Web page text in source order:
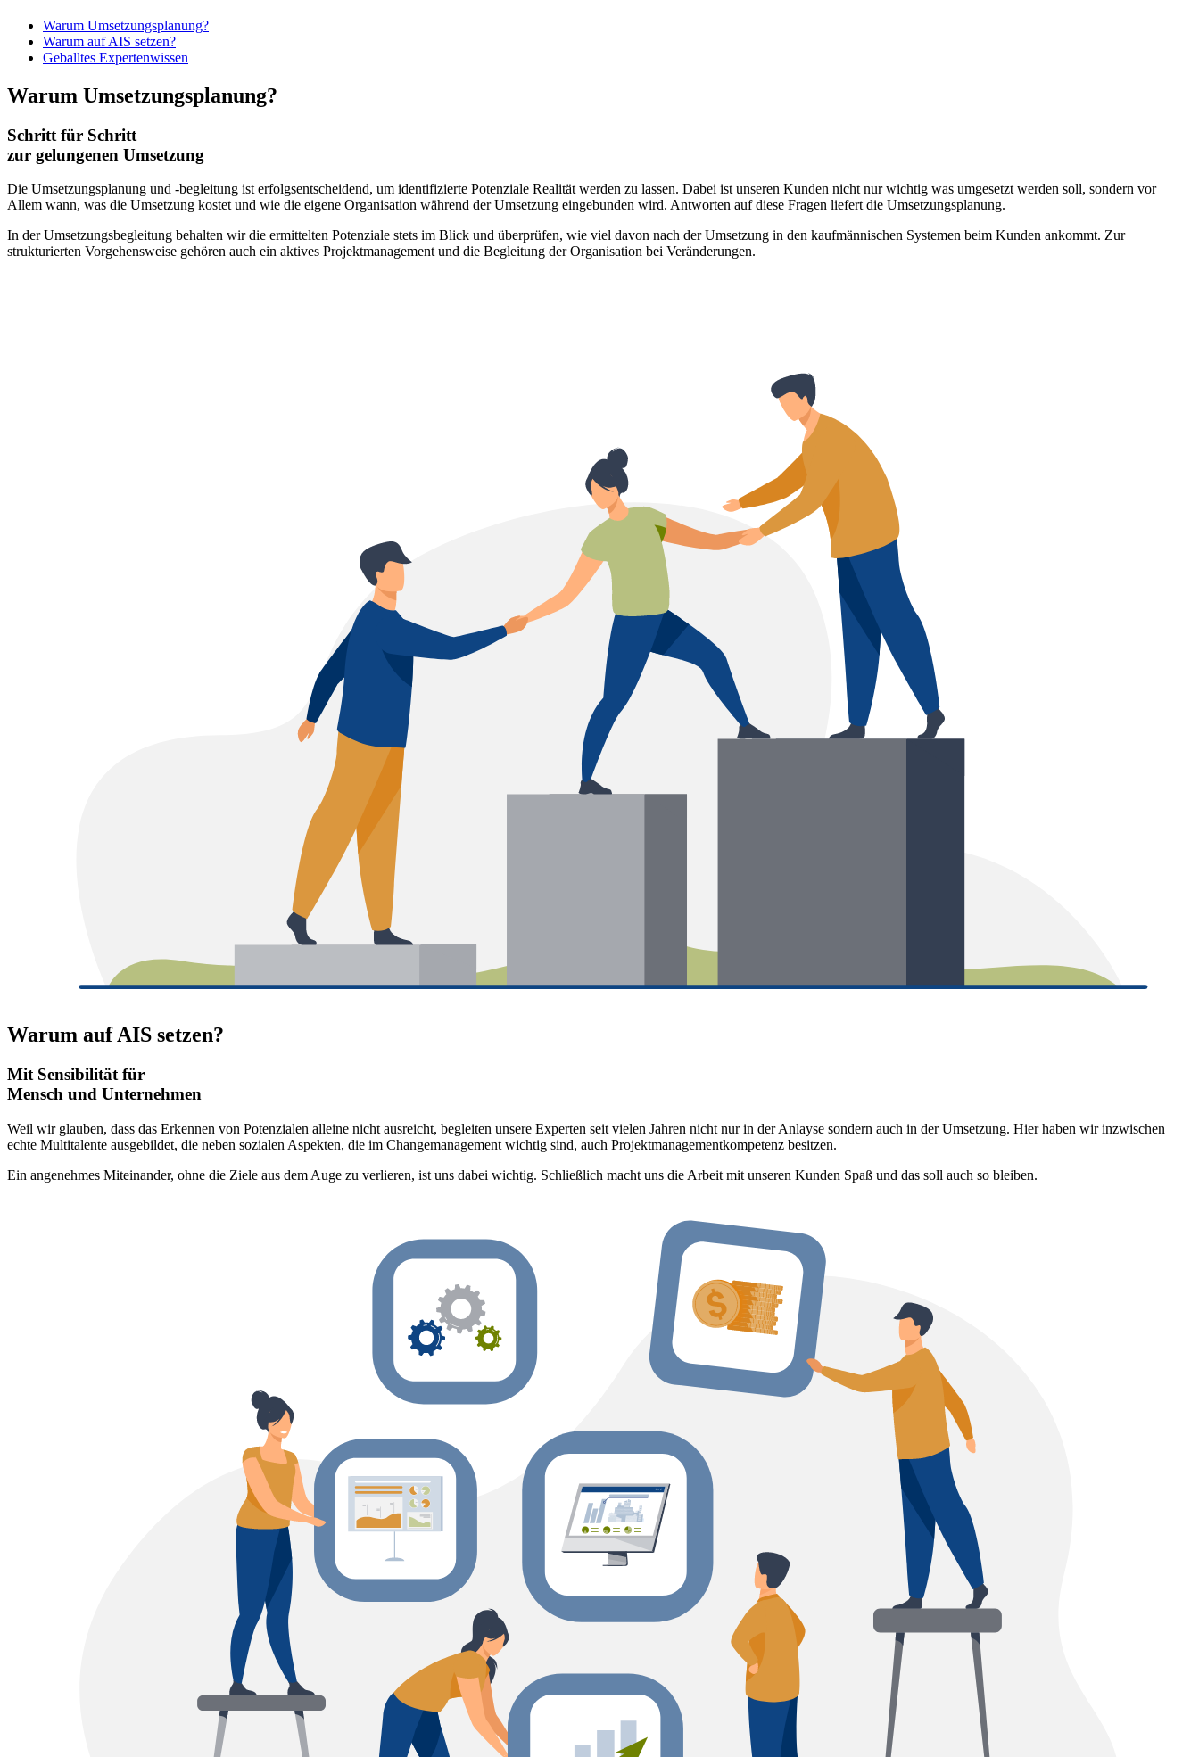
Warum Umsetzungsplanung?
Warum auf AIS setzen?
Geballtes Expertenwissen
Warum Umsetzungsplanung?
Schritt für Schritt
zur gelungenen Umsetzung
Die Umsetzungsplanung und -begleitung ist erfolgsentscheidend, um identifizierte Potenziale Realität werden zu lassen. Dabei ist unseren Kunden nicht nur wichtig was umgesetzt werden soll, sondern vor
Allem wann, was die Umsetzung kostet und wie die eigene Organisation während der Umsetzung eingebunden wird. Antworten auf diese Fragen liefert die Umsetzungsplanung.
In der Umsetzungsbegleitung behalten wir die ermittelten Potenziale stets im Blick und überprüfen, wie viel davon nach der Umsetzung in den kaufmännischen Systemen beim Kunden ankommt. Zur
strukturierten Vorgehensweise gehören auch ein aktives Projektmanagement und die Begleitung der Organisation bei Veränderungen.
Warum auf AIS setzen?
Mit Sensibilität für
Mensch und Unternehmen
Weil wir glauben, dass das Erkennen von Potenzialen alleine nicht ausreicht, begleiten unsere Experten seit vielen Jahren nicht nur in der Anlayse sondern auch in der Umsetzung. Hier haben wir inzwischen
echte Multitalente ausgebildet, die neben sozialen Aspekten, die im Changemanagement wichtig sind, auch Projektmanagementkompetenz besitzen.
Ein angenehmes Miteinander, ohne die Ziele aus dem Auge zu verlieren, ist uns dabei wichtig. Schließlich macht uns die Arbeit mit unseren Kunden Spaß und das soll auch so bleiben.